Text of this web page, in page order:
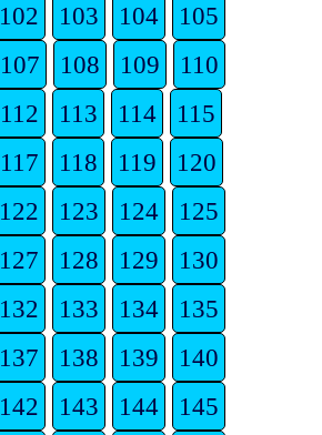
102 103 104
105
107 108 109
110
112 113 114
115
117 118 119
120
122 123 124
125
127 128 129
130
132 133 134
135
137 138 139
140
142 143 144 145